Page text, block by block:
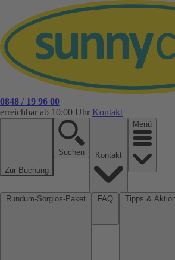
0848 / 19 96 00
erreichbar ab 10:00 Uhr Kontakt
Zur Buchung
Suchen
Menü